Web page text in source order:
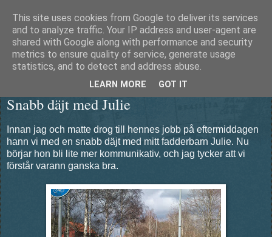
Äventyrshunden Diesel
Snabb däjt med Julie
Innan jag och matte drog till hennes jobb på eftermiddagen
hann vi med en snabb däjt med mitt fadderbarn Julie. Nu
börjar hon bli lite mer kommunikativ, och jag tycker att vi
förstår varann ganska bra.
This site uses cookies from Google to deliver its services
and to analyze traffic. Your IP address and user-agent are
shared with Google along with performance and security
metrics to ensure quality of service, generate usage
statistics, and to detect and address abuse.
LEARN MORE GOT IT